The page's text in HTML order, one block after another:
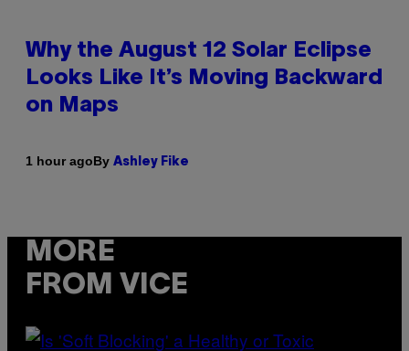
Why the August 12 Solar Eclipse
Looks Like It’s Moving Backward
on Maps
1 hour agoBy Ashley Fike
MORE
FROM VICE